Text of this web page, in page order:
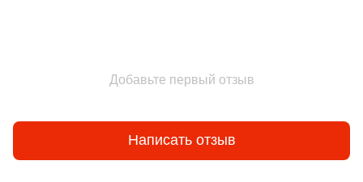
Добавьте первый отзыв
Написать отзыв